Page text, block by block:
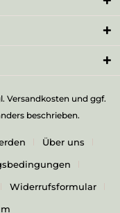
Versandkostenund ggf.
beschrieben.
Über uns
Widerrufsformular